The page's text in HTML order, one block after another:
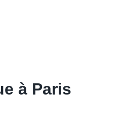
à Paris